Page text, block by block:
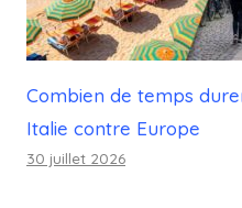
Combien de temps
Italie contre Europe
30 juillet 2026